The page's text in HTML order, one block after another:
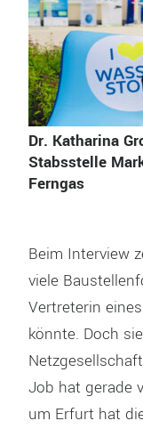
Dr. Katharina
Stabsstelle
Ferngas
Beim Interview
viele
Vertreterin
könnte. Doch
Job hat gerade
um Erfurt hat